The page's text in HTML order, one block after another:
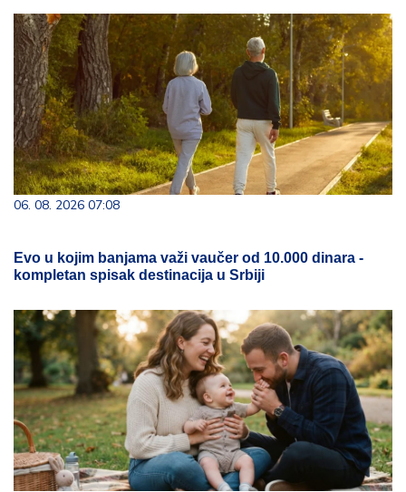
06. 08. 2026 07:08
Evo u kojim banjama važi vaučer od 10.000 dinara -
kompletan spisak destinacija u Srbiji